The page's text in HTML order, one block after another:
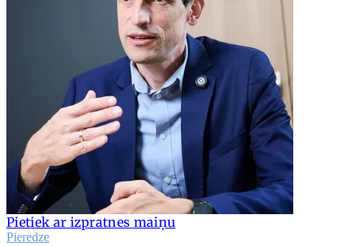
Pietiek ar izpratnes maiņu
Pieredze